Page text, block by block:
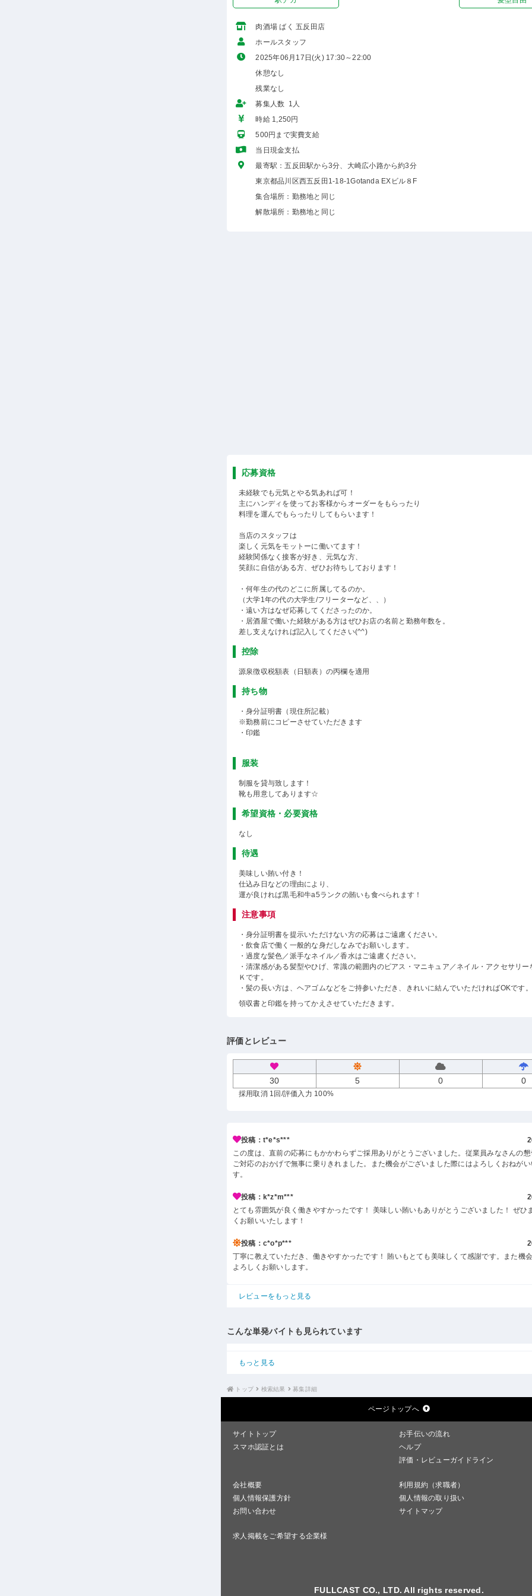
肉酒場 ばく 五反田店
ホールスタッフ
2025年06月17日(火) 17:30～22:00
休憩なし
残業なし
募集人数 1人
時給 1,250円
500円まで実費支給
当日現金支払
最寄駅：五反田駅から3分、大崎広小路から約3分
東京都品川区西五反田1-18-1Gotanda EXビル８F
集合場所：勤務地と同じ
解散場所：勤務地と同じ
応募資格
未経験でも元気とやる気あれば可！
主にハンディを使ってお客様からオーダーをもらったり
料理を運んでもらったりしてもらいます！
当店のスタッフは
楽しく元気をモットーに働いてます！
経験関係なく接客が好き、元気な方、
笑顔に自信がある方、ぜひお待ちしております！
・何年生の代のどこに所属してるのか。
（大学1年の代の大学生/フリーターなど、、）
・遠い方はなぜ応募してくださったのか。
・居酒屋で働いた経験がある方はぜひお店の名前と勤務年数を。
差し支えなければ記入してください(^^)
控除
源泉徴収税額表（日額表）の丙欄を適用
持ち物
・身分証明書（現住所記載）
※勤務前にコピーさせていただきます
・印鑑
服装
制服を貸与致します！
靴も用意してあります☆
希望資格・必要資格
なし
待遇
美味しい賄い付き！
仕込み日などの理由により、
運が良ければ黒毛和牛a5ランクの賄いも食べられます！
注意事項
・身分証明書を提示いただけない方の応募はご遠慮ください。
・飲食店で働く一般的な身だしなみでお願いします。
・過度な髪色／派手なネイル／香水はご遠慮ください。
・清潔感がある髪型やひげ、常識の範囲内のピアス・マニキュア／ネイル・アクセサリー
Ｋです。
・髪の長い方は、ヘアゴムなどをご持参いただき、きれいに結んでいただければOKです。
領収書と印鑑を持ってかえさせていただきます。
評価とレビュー
30 5 0 0
採用取消 1回 /評価入力 100%
投稿：t*e*s***
この度は、直前の応募にもかかわらずご採用ありがとうございました。従業員みなさんの
ご対応のおかげで無事に乗りきれました。また機会がございました際にはよろしくおねがい
す。
投稿：k*z*m***
とても雰囲気が良く働きやすかったです！ 美味しい賄いもありがとうございました！ ぜひ
くお願いいたします！
投稿：c*o*p***
丁寧に教えていただき、働きやすかったです！ 賄いもとても美味しくて感謝です。また機
よろしくお願いします。
レビューをもっと見る
こんな単発バイトも見られています
もっと見る
トップ 検索結果 募集詳細
ページトップへ
サイトトップ
お手伝いの流れ
スマホ認証とは
ヘルプ
評価・レビューガイドライン
会社概要
利用規約（求職者）
個人情報保護方針
個人情報の取り扱い
お問い合わせ
サイトマップ
求人掲載をご希望する企業様
FULLCAST CO., LTD. All rights reserved.